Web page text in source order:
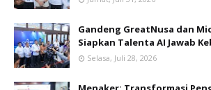
Gandeng GreatNusa dan
Siapkan Talenta AI Jawab
Selasa, Juli 28, 2026